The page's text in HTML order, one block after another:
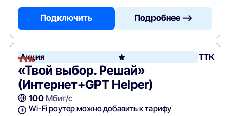
Подключить Подробнее —>
Акция ТТК
«Твой выбор. Решай»
(Интернет+GPT Helper)
100Мбит/с
Wi-Fi роутер можно добавить к тарифу